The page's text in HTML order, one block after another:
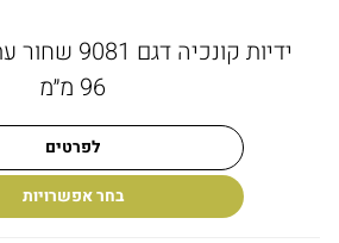
96 מ״מ
לפרטים
בחר אפשרויות